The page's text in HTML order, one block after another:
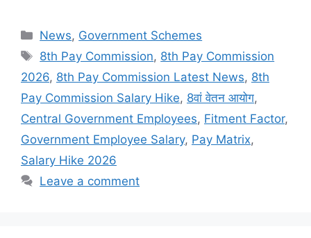
News, Government Schemes
8th Pay Commission, 8th Pay Commission
2026, 8th Pay Commission Latest News, 8th
Pay Commission Salary Hike, 8वां वेतन आयोग,
Central Government Employees, Fitment Factor,
Government Employee Salary, Pay Matrix,
Salary Hike 2026
Leave a comment